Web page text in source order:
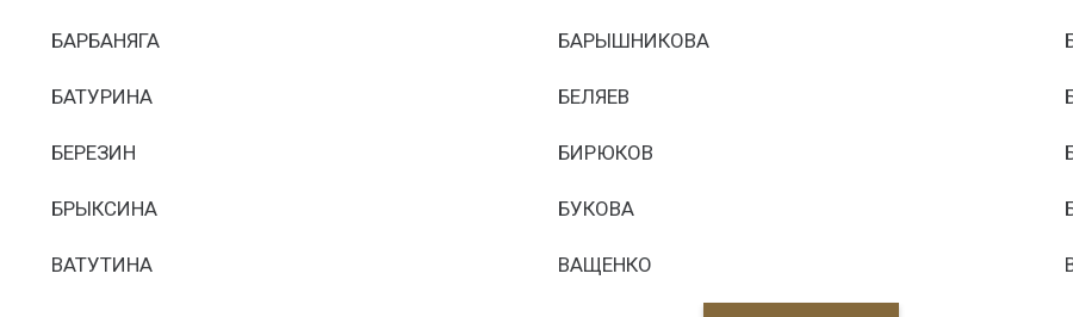
БАРБАНЯГА БАРЫШНИКОВА
БАТУРИНА БЕЛЯЕВ
БЕРЕЗИН БИРЮКОВ
БРЫКСИНА БУКОВА
ВАТУТИНА ВАЩЕНКО